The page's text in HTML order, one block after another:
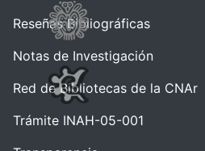
Reseñas Bibliográficas
Notas de Investigación
Red de Bibliotecas de la CNAr
Trámite INAH-05-001